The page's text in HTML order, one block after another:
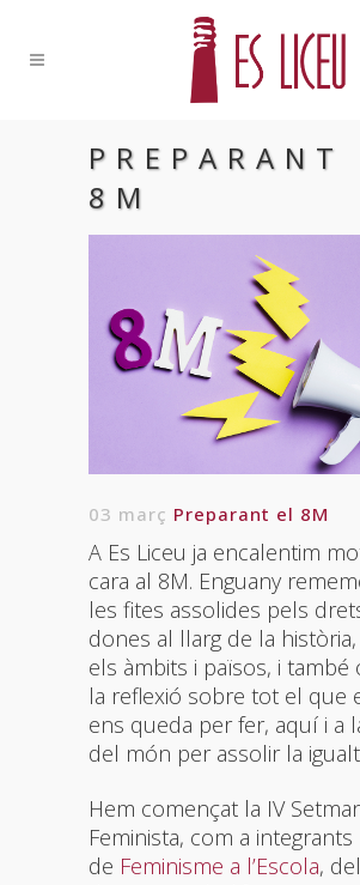
PREPARANT
8M
03 març Preparant el 8M
A Es Liceu ja encalentim
cara al 8M. Enguany
les fites assolides pels
dones al llarg de la
els àmbits i països, i també
la reflexió sobre tot el que
ens queda per fer, aquí i a
del món per assolir la
Hem començat la IV
Feminista, com a integrants
de Feminisme a l’Escola,